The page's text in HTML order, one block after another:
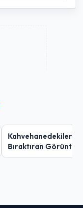
Kahvehanedekiler
Bıraktıran Görüntü!